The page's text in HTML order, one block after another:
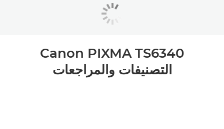
Canon PIXMA TS6340
التصنيفات والمراجعات